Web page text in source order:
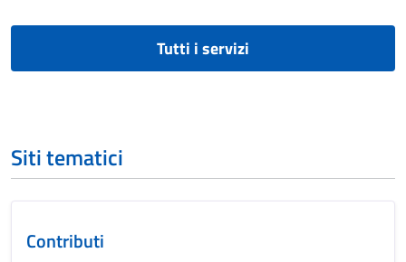
Tutti i servizi
Siti tematici
Contributi